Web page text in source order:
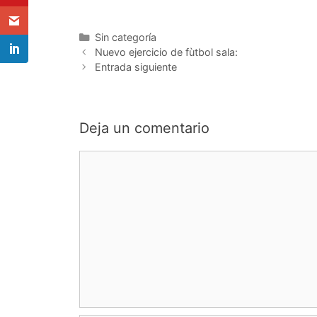
Categorías
Sin categoría
Navegación
de
Nuevo ejercicio de fùtbol sala:
Entrada siguiente
Deja un comentario